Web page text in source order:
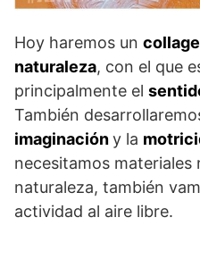
Hoy haremos un
naturaleza, con el que
principalmente el
También
imaginacióny la
necesitamos materiales
naturaleza, también
actividad al aire libre.